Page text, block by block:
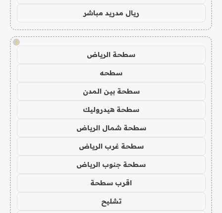
ريال مدريد مباشر
!
سطحة الرياض
سطحه
سطحة بين المدن
سطحة هيدروليك
سطحة شمال الرياض
سطحة غرب الرياض
سطحة جنوب الرياض
اقرب سطحة
تشليح